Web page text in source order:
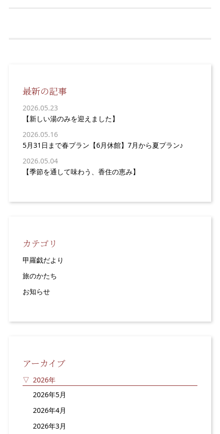
最新の記事
2026.05.23
【新しい湯のみを迎えました】
2026.05.16
5月31日まで春プラン【6月休館】7月から夏プラン♪
2026.05.04
【季節を通して味わう、香住の恵み】
カテゴリ
甲羅戯だより
旅のかたち
お知らせ
アーカイブ
2026年
2026年5月
2026年4月
2026年3月